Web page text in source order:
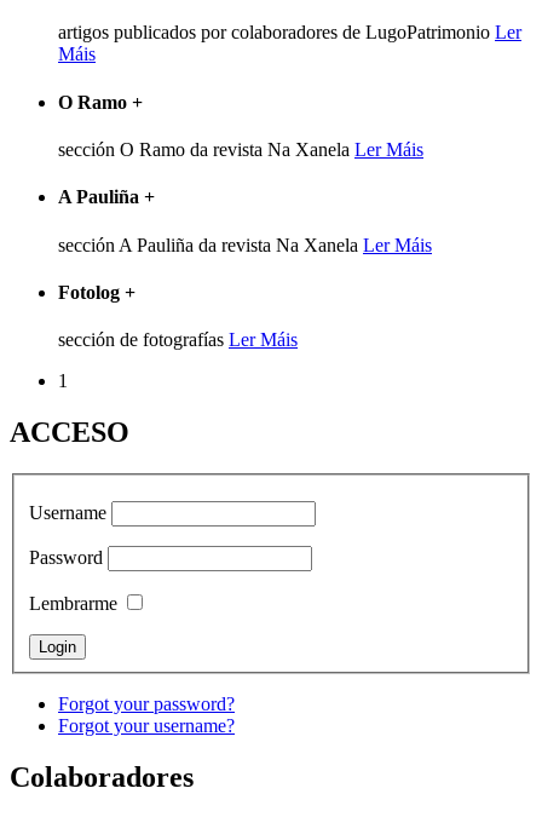
artigos publicados por colaboradores de LugoPatrimonio Ler
Máis
O Ramo +
sección O Ramo da revista Na Xanela Ler Máis
A Pauliña +
sección A Pauliña da revista Na Xanela Ler Máis
Fotolog +
sección de fotografías Ler Máis
1
ACCESO
Username
Password
Lembrarme
Forgot your password?
Forgot your username?
Colaboradores